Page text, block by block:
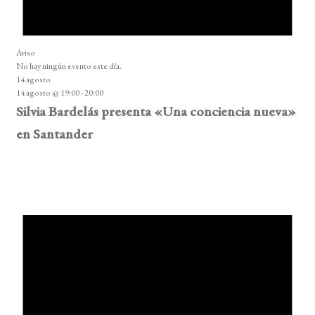
Aviso
No hay ningún evento este día.
14 agosto
14 agosto @ 19:00-20:00
Silvia Bardelás presenta «Una conciencia nueva»
en Santander